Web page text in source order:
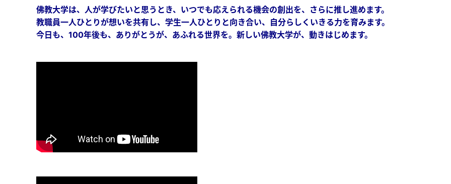
佛教大学は、人が学びたいと思うとき、いつでも応えられる機会の創出を、さらに推し進めます。
教職員一人ひとりが想いを共有し、学生一人ひとりと向き合い、自分らしくいきる力を育みます。
今日も、100年後も、ありがとうが、あふれる世界を。新しい佛教大学が、動きはじめます。